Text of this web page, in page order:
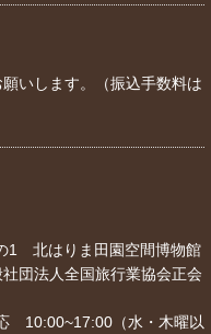
いします。（振込手数料は
1 北はりま田園空間博物館
団法人全国旅行業協会正会
10:00~17:00（水・木曜以